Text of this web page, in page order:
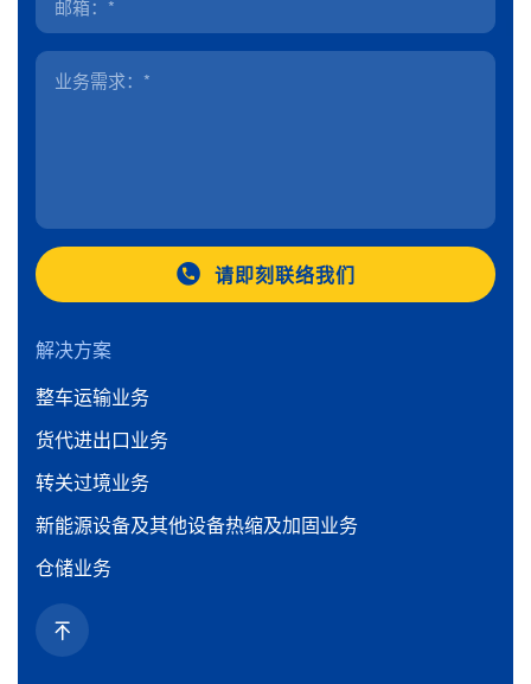
请即刻联络我们
解决方案
整车运输业务
货代进出口业务
转关过境业务
新能源设备及其他设备热缩及加固业务
仓储业务